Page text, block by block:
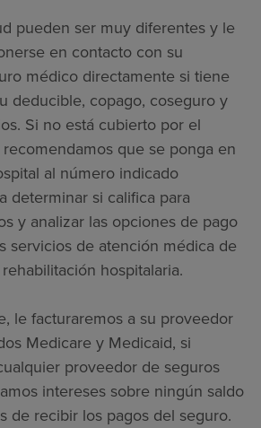
pueden ser muy diferentes y le
en contacto con su
médico directamente si tiene
deducible, copago, coseguro y
Si no está cubierto por el
que se ponga en
al número indicado
determinar si califica para
y analizar las opciones de pago
servicios de atención médica de
hospitalaria.
le facturaremos a su proveedor
Medicare y Medicaid, si
proveedor de seguros
intereses sobre ningún saldo
de recibir los pagos del seguro.